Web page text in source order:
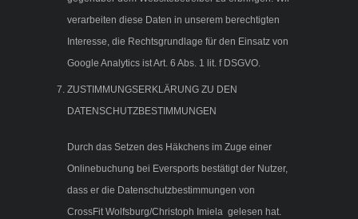
verarbeiten diese Daten in unserem berechtigten
Interesse, die Rechtsgrundlage für den Einsatz von
Google Analytics ist Art. 6 Abs. 1 lit. f DSGVO.
ZUSTIMMUNGSERKLÄRUNG ZU DEN
DATENSCHUTZBESTIMMUNGEN
Durch das Setzen des Häkchens im Zuge einer
Onlinebuchung bei Eversports bestätigt der Nutzer,
dass er die Datenschutzbestimmungen von
CrossFit Wolfsburg/Christoph Imiela gelesen hat.